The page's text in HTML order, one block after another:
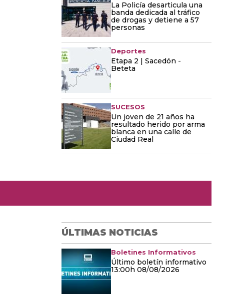
La Policía desarticula una
banda dedicada al tráfico
de drogas y detiene a 57
personas
Deportes
Etapa 2 | Sacedón -
Beteta
SUCESOS
Un joven de 21 años ha
resultado herido por arma
blanca en una calle de
Ciudad Real
ÚLTIMAS NOTICIAS
Boletines Informativos
Último boletín informativo
13:00h 08/08/2026